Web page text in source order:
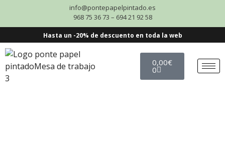
info@pontepapelpintado.es
968 75 36 73 – 694 21 92 58
Hasta un -20% de descuento en toda la web
0,00€
0